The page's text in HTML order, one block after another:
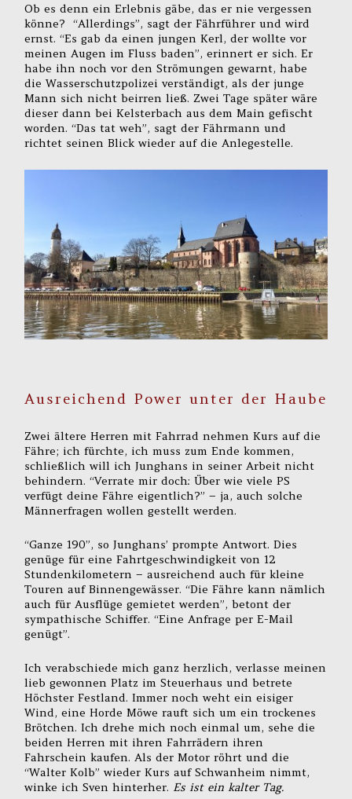
Ob es denn ein Erlebnis gäbe, das er nie vergessen
könne? “Allerdings”, sagt der Fährführer und wird
ernst. “Es gab da einen jungen Kerl, der wollte vor
meinen Augen im Fluss baden”, erinnert er sich. Er
habe ihn noch vor den Strömungen gewarnt, habe
die Wasserschutzpolizei verständigt, als der junge
Mann sich nicht beirren ließ. Zwei Tage später wäre
dieser dann bei Kelsterbach aus dem Main gefischt
worden. “Das tat weh”, sagt der Fährmann und
richtet seinen Blick wieder auf die Anlegestelle.
Ausreichend Power unter der Haube
Zwei ältere Herren mit Fahrrad nehmen Kurs auf die
Fähre; ich fürchte, ich muss zum Ende kommen,
schließlich will ich Junghans in seiner Arbeit nicht
behindern. “Verrate mir doch: Über wie viele PS
verfügt deine Fähre eigentlich?” – ja, auch solche
Männerfragen wollen gestellt werden.
“Ganze 190”, so Junghans’ prompte Antwort. Dies
genüge für eine Fahrtgeschwindigkeit von 12
Stundenkilometern – ausreichend auch für kleine
Touren auf Binnengewässer. “Die Fähre kann nämlich
auch für Ausflüge gemietet werden”, betont der
sympathische Schiffer. “Eine Anfrage per E-Mail
genügt”.
Ich verabschiede mich ganz herzlich, verlasse meinen
lieb gewonnen Platz im Steuerhaus und betrete
Höchster Festland. Immer noch weht ein eisiger
Wind, eine Horde Möwe rauft sich um ein trockenes
Brötchen. Ich drehe mich noch einmal um, sehe die
beiden Herren mit ihren Fahrrädern ihren
Fahrschein kaufen. Als der Motor röhrt und die
“Walter Kolb” wieder Kurs auf Schwanheim nimmt,
winke ich Sven hinterher. Es ist ein kalter Tag.